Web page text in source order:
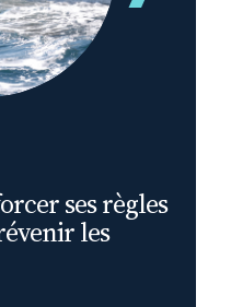
ses règles
les